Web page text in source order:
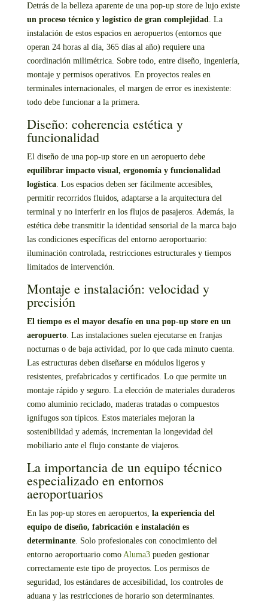
Detrás de la belleza aparente de una pop-up store de lujo existe
un proceso técnico y logístico de gran complejidad . La
instalación de estos espacios en aeropuertos (entornos que
operan 24 horas al día, 365 días al año) requiere una
coordinación milimétrica. Sobre todo, entre diseño, ingeniería,
montaje y permisos operativos. En proyectos reales en
terminales internacionales, el margen de error es inexistente:
todo debe funcionar a la primera.
Diseño: coherencia estética y
funcionalidad
El diseño de una pop-up store en un aeropuerto debe
equilibrar impacto visual, ergonomía y funcionalidad
logística. Los espacios deben ser fácilmente accesibles,
permitir recorridos fluidos, adaptarse a la arquitectura del
terminal y no interferir en los flujos de pasajeros. Además, la
estética debe transmitir la identidad sensorial de la marca bajo
las condiciones específicas del entorno aeroportuario:
iluminación controlada, restricciones estructurales y tiempos
limitados de intervención.
Montaje e instalación: velocidad y
precisión
El tiempo es el mayor desafío en una pop-up store en un
aeropuerto. Las instalaciones suelen ejecutarse en franjas
nocturnas o de baja actividad, por lo que cada minuto cuenta.
Las estructuras deben diseñarse en módulos ligeros y
resistentes, prefabricados y certificados. Lo que permite un
montaje rápido y seguro. La elección de materiales duraderos
como aluminio reciclado, maderas tratadas o compuestos
ignífugos son típicos. Estos materiales mejoran la
sostenibilidad y además, incrementan la longevidad del
mobiliario ante el flujo constante de viajeros.
La importancia de un equipo técnico
especializado en entornos
aeroportuarios
En las pop-up stores en aeropuertos, la experiencia del
equipo de diseño, fabricación e instalación es
determinante. Solo profesionales con conocimiento del
entorno aeroportuario como Aluma3pueden gestionar
correctamente este tipo de proyectos. Los permisos de
seguridad, los estándares de accesibilidad, los controles de
aduana y las restricciones de horario son determinantes.